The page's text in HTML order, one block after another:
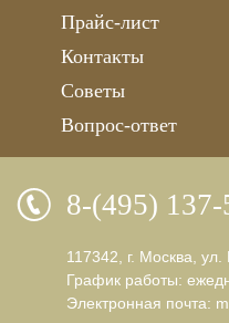
Прайс-лист
Контакты
Советы
Вопрос-ответ
8-(495) 137-
117342, г. Москва,
График работы:
Электронная почта: